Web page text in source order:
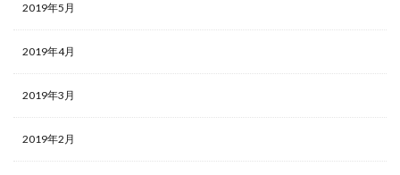
2019年5月
2019年4月
2019年3月
2019年2月